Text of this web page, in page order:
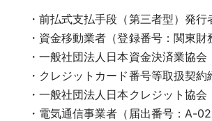
・前払式支払手段（第三者型）発
・資金移動業者（登録番号：関東
・一般社団法人日本資金決済業協会
・クレジットカード番号等取扱契
・一般社団法人日本クレジット協会
・電気通信事業者（届出番号：A-